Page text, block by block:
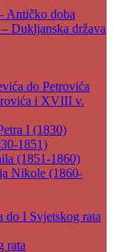
Antičko doba
Dukljanska država
do Petrovića
i XVIII v.
I (1830)
1851)
(1851-1860)
Nikole (1860-
I Svjetskog rata
rata